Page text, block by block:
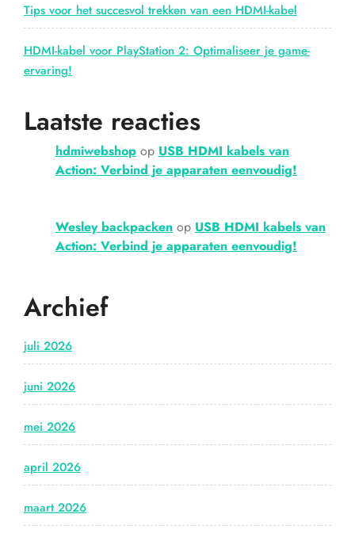
Tips voor het succesvol trekken van een HDMI-kabel
HDMI-kabel voor PlayStation 2: Optimaliseer je game-
ervaring!
Laatste reacties
hdmiwebshop op USB HDMI kabels van
Action: Verbind je apparaten eenvoudig!
Wesley backpacken op USB HDMI kabels van
Action: Verbind je apparaten eenvoudig!
Archief
juli 2026
juni 2026
mei 2026
april 2026
maart 2026